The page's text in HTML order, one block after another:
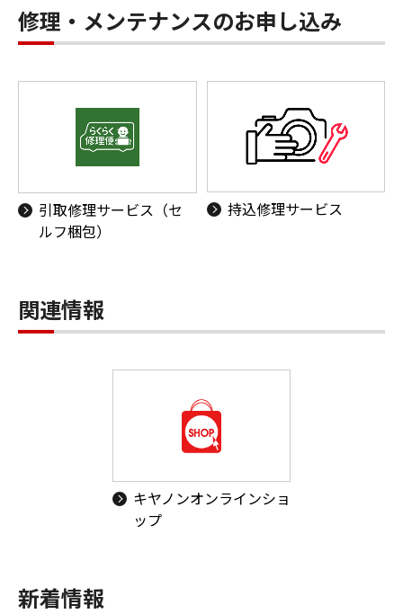
修理・メンテナンスのお申し込み
引取修理サービス（セ
ルフ梱包）
持込修理サービス
関連情報
キヤノンオンラインショ
ップ
新着情報